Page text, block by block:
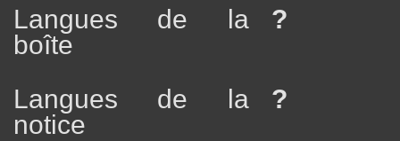
Langues de la
boîte
?
Langues de la
notice
?